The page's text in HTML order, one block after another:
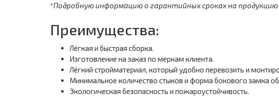
*Подробную информацию о гарантийных сроках на
Преимущества:
Лёгкая и быстрая сборка.
Изготовление на заказ по меркам клиента.
Лёгкий стройматериал, который удобно перевозить и
Минимальное количество стыков и форма бокового замка
Экологическая безопасность и пожароустойчивость.